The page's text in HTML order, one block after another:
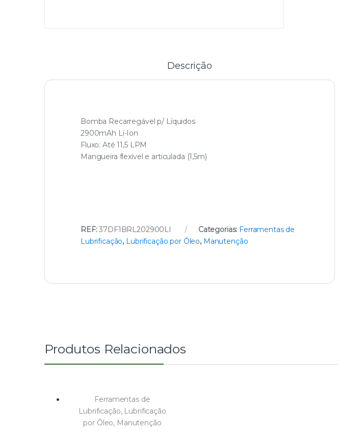
Descrição
Bomba Recarregável p/ Líquidos
2900mAh Li-Ion
Fluxo: Até 11,5 LPM
Mangueira flexível e articulada (1,5m)
REF:37DF1BRL202900LI Categorias: Ferramentas de
Lubrificação, Lubrificação por Óleo, Manutenção
Produtos Relacionados
Ferramentas de
Lubrificação, Lubrificação
por Óleo, Manutenção